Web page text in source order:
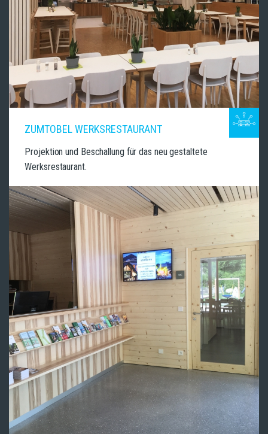
ZUMTOBEL WERKSRESTAURANT
Projektion und Beschallung für das neu gestaltete
Werksrestaurant.